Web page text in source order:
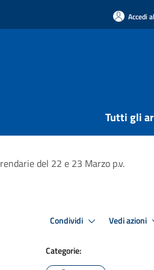
Accedi
Tutti gli
del 22 e 23 Marzo p.v.
Condividi Vedi azioni
Categorie: